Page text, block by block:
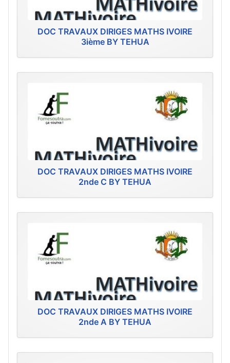
DOC TRAVAUX DIRIGES MATHS IVOIRE
3ième BY TEHUA
DOC TRAVAUX DIRIGES MATHS IVOIRE
2nde C BY TEHUA
DOC TRAVAUX DIRIGES MATHS IVOIRE
2nde A BY TEHUA